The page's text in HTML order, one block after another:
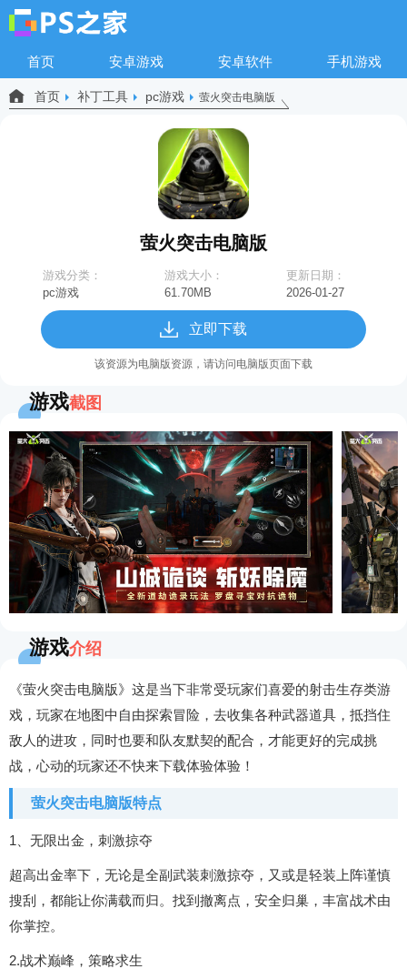
首页 安卓游戏 安卓软件 手机游戏
首页 补丁工具 pc游戏 萤火突击电脑版
萤火突击电脑版
游戏分类：
pc游戏
游戏大小：
61.70MB
更新日期：
2026-01-27
09:09:39
立即下载
该资源为电脑版资源，请访问电脑版页面下载
游戏截图
游戏介绍
《萤火突击电脑版》这是当下非常受玩家们喜爱的射击生存类游
戏，玩家在地图中自由探索冒险，去收集各种武器道具，抵挡住
敌人的进攻，同时也要和队友默契的配合，才能更好的完成挑
战，心动的玩家还不快来下载体验体验！
萤火突击电脑版特点
1、无限出金，刺激掠夺
超高出金率下，无论是全副武装刺激掠夺，又或是轻装上阵谨慎
搜刮，都能让你满载而归。找到撤离点，安全归巢，丰富战术由
你掌控。
2.战术巅峰，策略求生